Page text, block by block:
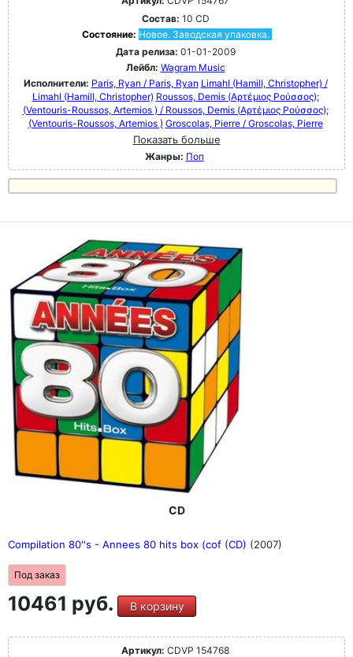
Состав: 10 CD
Состояние: Новое. Заводская упаковка.
Дата релиза: 01-01-2009
Лейбл: Wagram Music
Исполнители: Paris, Ryan / Paris, Ryan Limahl (Hamill, Christopher) /
Limahl (Hamill, Christopher) Roussos, Demis (Αρτέμιος Ρούσσος);
(Ventouris-Roussos, Artemios ) / Roussos, Demis (Αρτέμιος Ρούσσος);
(Ventouris-Roussos, Artemios ) Groscolas, Pierre / Groscolas, Pierre
Показать больше
Жанры: Поп
CD
Compilation 80''s - Annees 80 hits box (cof (CD) (2007)
Под заказ
10461 руб. В корзину
Артикул: CDVP 154768